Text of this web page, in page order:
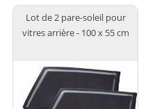
Lot de 2 pare-soleil pour
vitres arrière - 100 x 55 cm